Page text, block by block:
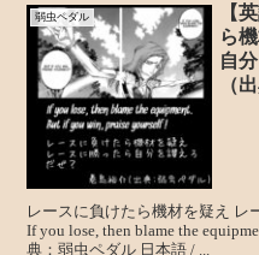
弱虫ペダル
【
ら
自
（
レースに負けたら機材を疑え レ
If you lose, then blame the
典：弱虫ペダル 日本語 / ...